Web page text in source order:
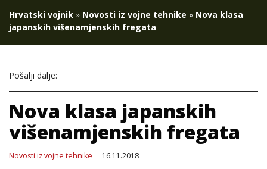
Hrvatski vojnik » Novosti iz vojne tehnike » Nova klasa
japanskih višenamjenskih fregata
Pošalji dalje:
Nova klasa japanskih
višenamjenskih fregata
Novosti iz vojne tehnike 16.11.2018